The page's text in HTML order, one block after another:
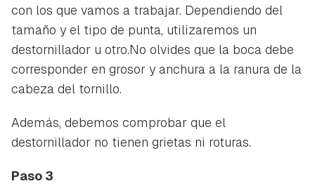
con los que vamos a trabajar. Dependiendo del
tamaño y el tipo de punta, utilizaremos un
destornillador u otro.No olvides que la boca debe
corresponder en grosor y anchura a la ranura de la
cabeza del tornillo.
Además, debemos comprobar que el
destornillador no tienen grietas ni roturas.
Paso 3